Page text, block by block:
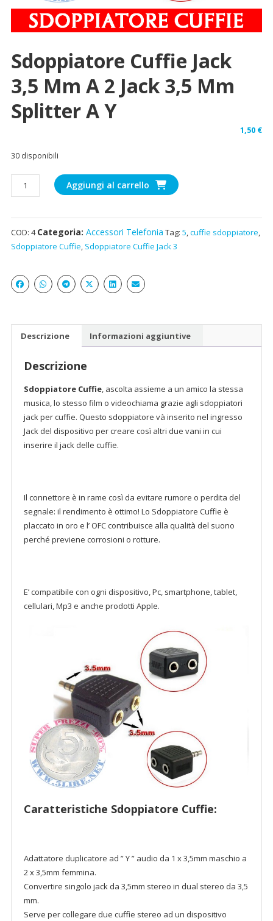
Sdoppiatore Cuffie Jack
3,5 Mm A 2 Jack 3,5 Mm
Splitter A Y
1,50 €
30 disponibili
Sdoppiatore
Cuffie
mm
a
Jack
3,5
quantità
Aggiungi al carrello
COD: 4 Categoria: Accessori Telefonia Tag: 5,cuffie sdoppiatore,
Sdoppiatore Cuffie, Sdoppiatore Cuffie Jack 3
Descrizione Informazioni aggiuntive
Descrizione
Sdoppiatore Cuffie, ascolta assieme a un amico la stessa
musica, lo stesso film o videochiama grazie agli sdoppiatori
jack per cuffie. Questo sdoppiatore và inserito nel ingresso
Jack del dispositivo per creare così altri due vani in cui
inserire il jack delle cuffie.
Il connettore è in rame così da evitare rumore o perdita del
segnale: il rendimento è ottimo! Lo Sdoppiatore Cuffie è
placcato in oro e l’ OFC contribuisce alla qualità del suono
perché previene corrosioni o rotture.
E’ compatibile con ogni dispositivo, Pc, smartphone, tablet,
cellulari, Mp3 e anche prodotti Apple.
Caratteristiche Sdoppiatore Cuffie:
Adattatore duplicatore ad ” Y ” audio da 1 x 3,5mm maschio a
2 x 3,5mm femmina.
Convertire singolo jack da 3,5mm stereo in dual stereo da 3,5
mm.
Serve per collegare due cuffie stereo ad un dispositivo